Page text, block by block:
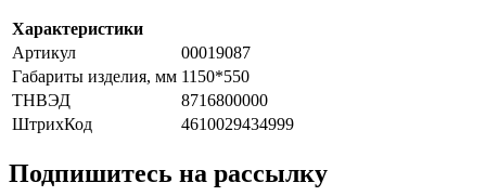
Характеристики
Артикул
00019087
Габариты изделия, мм 1150*550
ТНВЭД
8716800000
ШтрихКод
4610029434999
Подпишитесь на рассылку